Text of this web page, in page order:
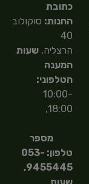
כתובת
החנות: סוקולוב
40
הרצליה,שעות
המענה
הטלפוני:
10:00-
18:00,
מספר
טלפון: 053-
9455445,